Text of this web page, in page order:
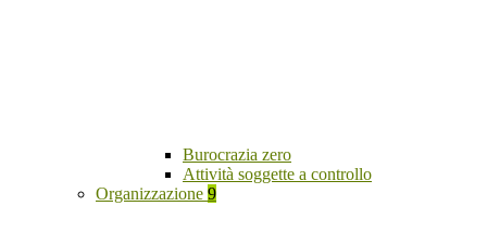
Burocrazia zero
Attività soggette a controllo
Organizzazione 9